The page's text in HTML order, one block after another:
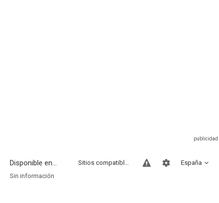
Disponible en... España
Sitios compatibles
Sin información